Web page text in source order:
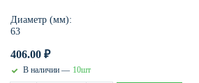
Диаметр (мм):
63
406.00 ₽
В наличии — 10шт